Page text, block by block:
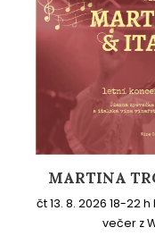
MARTINA
čt 13. 8. 2026 18-22
večer z